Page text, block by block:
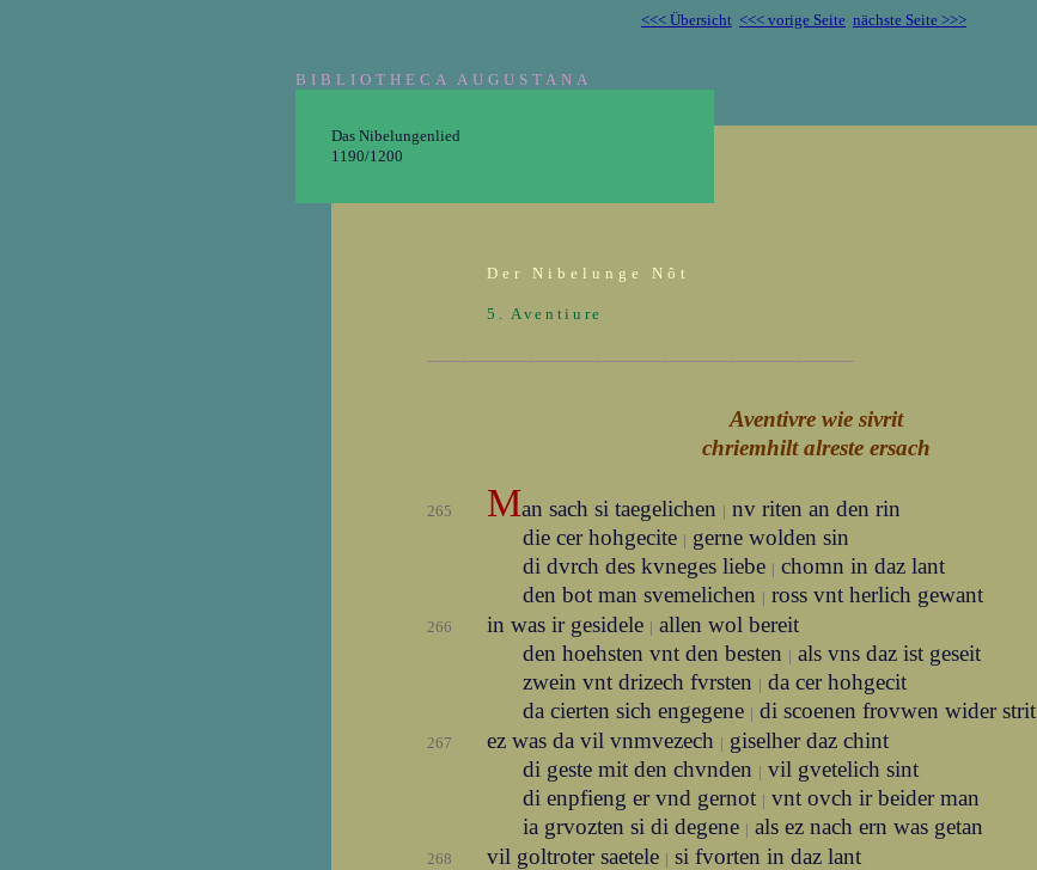
<<< Übersicht <<< vorige Seite nächste Seite >>>
BIBLIOTHECA AUGUSTANA
Das Nibelungenlied
1190/1200
Der Nibelunge Nôt
5. Aventiure
Aventivre wie sivrit
chriemhilt alreste ersach
265 Man sach si taegelichen | nv riten an den rin
die cer hohgecite | gerne wolden sin
di dvrch des kvneges liebe | chomn in daz lant
den bot man svemelichen | ross vnt herlich gewant
266 in was ir gesidele | allen wol bereit
den hoehsten vnt den besten | als vns daz ist geseit
zwein vnt drizech fvrsten | da cer hohgecit
da cierten sich engegene | di scoenen frovwen wider strit
267 ez was da vil vnmvezech | giselher daz chint
di geste mit den chvnden | vil gvetelich sint
di enpfieng er vnd gernot | vnt ovch ir beider man
ia grvozten si di degene | als ez nach ern was getan
268 vil goltroter saetele | si fvorten in daz lant